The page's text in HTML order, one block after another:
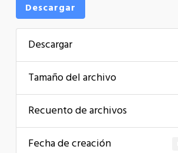
Descargar
Descargar
Tamaño del archivo
Recuento de archivos
Fecha de creación